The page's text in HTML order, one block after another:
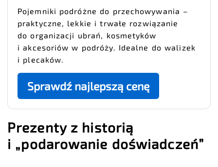
Pojemniki podróżne do przechowywania –
praktyczne, lekkie i trwałe rozwiązanie
do organizacji ubrań, kosmetyków
i akcesoriów w podróży. Idealne do walizek
i plecaków.
Sprawdź najlepszą cenę
Prezenty z historią
i „podarowanie doświadczeń”